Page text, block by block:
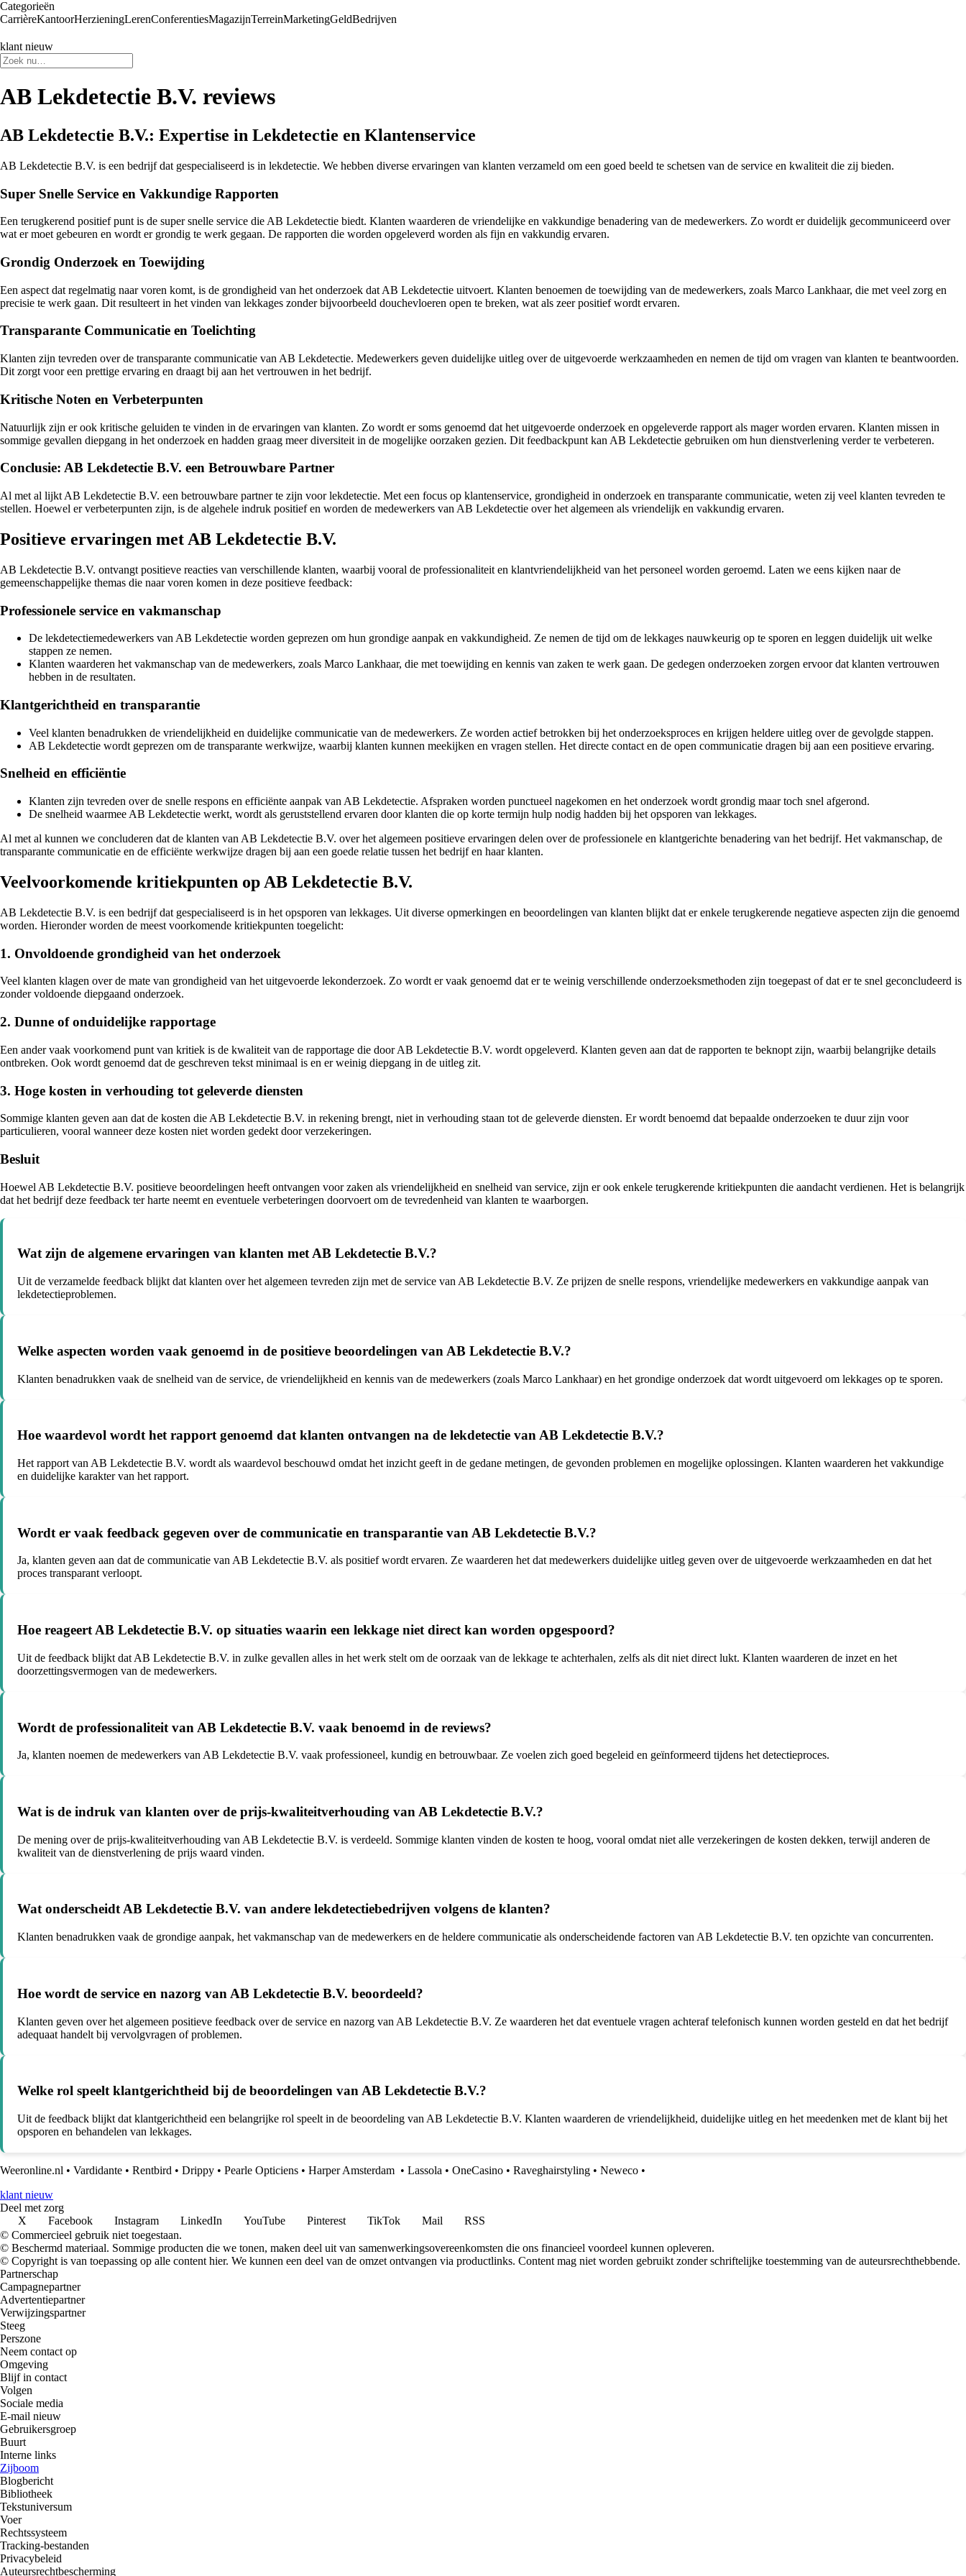
Categorieën
CarrièreKantoorHerzieningLerenConferentiesMagazijnTerreinMarketingGeldBedrijven
klant nieuw
AB Lekdetectie B.V. reviews
AB Lekdetectie B.V.: Expertise in Lekdetectie en Klantenservice
AB Lekdetectie B.V. is een bedrijf dat gespecialiseerd is in lekdetectie. We hebben diverse ervaringen van klanten verzameld om een goed beeld te schetsen van de service en kwaliteit die zij bieden.
Super Snelle Service en Vakkundige Rapporten
Een terugkerend positief punt is de super snelle service die AB Lekdetectie biedt. Klanten waarderen de vriendelijke en vakkundige benadering van de medewerkers. Zo wordt er duidelijk gecommuniceerd over
wat er moet gebeuren en wordt er grondig te werk gegaan. De rapporten die worden opgeleverd worden als fijn en vakkundig ervaren.
Grondig Onderzoek en Toewijding
Een aspect dat regelmatig naar voren komt, is de grondigheid van het onderzoek dat AB Lekdetectie uitvoert. Klanten benoemen de toewijding van de medewerkers, zoals Marco Lankhaar, die met veel zorg en
precisie te werk gaan. Dit resulteert in het vinden van lekkages zonder bijvoorbeeld douchevloeren open te breken, wat als zeer positief wordt ervaren.
Transparante Communicatie en Toelichting
Klanten zijn tevreden over de transparante communicatie van AB Lekdetectie. Medewerkers geven duidelijke uitleg over de uitgevoerde werkzaamheden en nemen de tijd om vragen van klanten te beantwoorden.
Dit zorgt voor een prettige ervaring en draagt bij aan het vertrouwen in het bedrijf.
Kritische Noten en Verbeterpunten
Natuurlijk zijn er ook kritische geluiden te vinden in de ervaringen van klanten. Zo wordt er soms genoemd dat het uitgevoerde onderzoek en opgeleverde rapport als mager worden ervaren. Klanten missen in
sommige gevallen diepgang in het onderzoek en hadden graag meer diversiteit in de mogelijke oorzaken gezien. Dit feedbackpunt kan AB Lekdetectie gebruiken om hun dienstverlening verder te verbeteren.
Conclusie: AB Lekdetectie B.V. een Betrouwbare Partner
Al met al lijkt AB Lekdetectie B.V. een betrouwbare partner te zijn voor lekdetectie. Met een focus op klantenservice, grondigheid in onderzoek en transparante communicatie, weten zij veel klanten tevreden te
stellen. Hoewel er verbeterpunten zijn, is de algehele indruk positief en worden de medewerkers van AB Lekdetectie over het algemeen als vriendelijk en vakkundig ervaren.
Positieve ervaringen met AB Lekdetectie B.V.
AB Lekdetectie B.V. ontvangt positieve reacties van verschillende klanten, waarbij vooral de professionaliteit en klantvriendelijkheid van het personeel worden geroemd. Laten we eens kijken naar de
gemeenschappelijke themas die naar voren komen in deze positieve feedback:
Professionele service en vakmanschap
De lekdetectiemedewerkers van AB Lekdetectie worden geprezen om hun grondige aanpak en vakkundigheid. Ze nemen de tijd om de lekkages nauwkeurig op te sporen en leggen duidelijk uit welke
stappen ze nemen.
Klanten waarderen het vakmanschap van de medewerkers, zoals Marco Lankhaar, die met toewijding en kennis van zaken te werk gaan. De gedegen onderzoeken zorgen ervoor dat klanten vertrouwen
hebben in de resultaten.
Klantgerichtheid en transparantie
Veel klanten benadrukken de vriendelijkheid en duidelijke communicatie van de medewerkers. Ze worden actief betrokken bij het onderzoeksproces en krijgen heldere uitleg over de gevolgde stappen.
AB Lekdetectie wordt geprezen om de transparante werkwijze, waarbij klanten kunnen meekijken en vragen stellen. Het directe contact en de open communicatie dragen bij aan een positieve ervaring.
Snelheid en efficiëntie
Klanten zijn tevreden over de snelle respons en efficiënte aanpak van AB Lekdetectie. Afspraken worden punctueel nagekomen en het onderzoek wordt grondig maar toch snel afgerond.
De snelheid waarmee AB Lekdetectie werkt, wordt als geruststellend ervaren door klanten die op korte termijn hulp nodig hadden bij het opsporen van lekkages.
Al met al kunnen we concluderen dat de klanten van AB Lekdetectie B.V. over het algemeen positieve ervaringen delen over de professionele en klantgerichte benadering van het bedrijf. Het vakmanschap, de
transparante communicatie en de efficiënte werkwijze dragen bij aan een goede relatie tussen het bedrijf en haar klanten.
Veelvoorkomende kritiekpunten op AB Lekdetectie B.V.
AB Lekdetectie B.V. is een bedrijf dat gespecialiseerd is in het opsporen van lekkages. Uit diverse opmerkingen en beoordelingen van klanten blijkt dat er enkele terugkerende negatieve aspecten zijn die genoemd
worden. Hieronder worden de meest voorkomende kritiekpunten toegelicht:
1. Onvoldoende grondigheid van het onderzoek
Veel klanten klagen over de mate van grondigheid van het uitgevoerde lekonderzoek. Zo wordt er vaak genoemd dat er te weinig verschillende onderzoeksmethoden zijn toegepast of dat er te snel geconcludeerd is
zonder voldoende diepgaand onderzoek.
2. Dunne of onduidelijke rapportage
Een ander vaak voorkomend punt van kritiek is de kwaliteit van de rapportage die door AB Lekdetectie B.V. wordt opgeleverd. Klanten geven aan dat de rapporten te beknopt zijn, waarbij belangrijke details
ontbreken. Ook wordt genoemd dat de geschreven tekst minimaal is en er weinig diepgang in de uitleg zit.
3. Hoge kosten in verhouding tot geleverde diensten
Sommige klanten geven aan dat de kosten die AB Lekdetectie B.V. in rekening brengt, niet in verhouding staan tot de geleverde diensten. Er wordt benoemd dat bepaalde onderzoeken te duur zijn voor
particulieren, vooral wanneer deze kosten niet worden gedekt door verzekeringen.
Besluit
Hoewel AB Lekdetectie B.V. positieve beoordelingen heeft ontvangen voor zaken als vriendelijkheid en snelheid van service, zijn er ook enkele terugkerende kritiekpunten die aandacht verdienen. Het is belangrijk
dat het bedrijf deze feedback ter harte neemt en eventuele verbeteringen doorvoert om de tevredenheid van klanten te waarborgen.
Wat zijn de algemene ervaringen van klanten met AB Lekdetectie B.V.?
Uit de verzamelde feedback blijkt dat klanten over het algemeen tevreden zijn met de service van AB Lekdetectie B.V. Ze prijzen de snelle respons, vriendelijke medewerkers en vakkundige aanpak van
lekdetectieproblemen.
Welke aspecten worden vaak genoemd in de positieve beoordelingen van AB Lekdetectie B.V.?
Klanten benadrukken vaak de snelheid van de service, de vriendelijkheid en kennis van de medewerkers (zoals Marco Lankhaar) en het grondige onderzoek dat wordt uitgevoerd om lekkages op te sporen.
Hoe waardevol wordt het rapport genoemd dat klanten ontvangen na de lekdetectie van AB Lekdetectie B.V.?
Het rapport van AB Lekdetectie B.V. wordt als waardevol beschouwd omdat het inzicht geeft in de gedane metingen, de gevonden problemen en mogelijke oplossingen. Klanten waarderen het vakkundige
en duidelijke karakter van het rapport.
Wordt er vaak feedback gegeven over de communicatie en transparantie van AB Lekdetectie B.V.?
Ja, klanten geven aan dat de communicatie van AB Lekdetectie B.V. als positief wordt ervaren. Ze waarderen het dat medewerkers duidelijke uitleg geven over de uitgevoerde werkzaamheden en dat het
proces transparant verloopt.
Hoe reageert AB Lekdetectie B.V. op situaties waarin een lekkage niet direct kan worden opgespoord?
Uit de feedback blijkt dat AB Lekdetectie B.V. in zulke gevallen alles in het werk stelt om de oorzaak van de lekkage te achterhalen, zelfs als dit niet direct lukt. Klanten waarderen de inzet en het
doorzettingsvermogen van de medewerkers.
Wordt de professionaliteit van AB Lekdetectie B.V. vaak benoemd in de reviews?
Ja, klanten noemen de medewerkers van AB Lekdetectie B.V. vaak professioneel, kundig en betrouwbaar. Ze voelen zich goed begeleid en geïnformeerd tijdens het detectieproces.
Wat is de indruk van klanten over de prijs-kwaliteitverhouding van AB Lekdetectie B.V.?
De mening over de prijs-kwaliteitverhouding van AB Lekdetectie B.V. is verdeeld. Sommige klanten vinden de kosten te hoog, vooral omdat niet alle verzekeringen de kosten dekken, terwijl anderen de
kwaliteit van de dienstverlening de prijs waard vinden.
Wat onderscheidt AB Lekdetectie B.V. van andere lekdetectiebedrijven volgens de klanten?
Klanten benadrukken vaak de grondige aanpak, het vakmanschap van de medewerkers en de heldere communicatie als onderscheidende factoren van AB Lekdetectie B.V. ten opzichte van concurrenten.
Hoe wordt de service en nazorg van AB Lekdetectie B.V. beoordeeld?
Klanten geven over het algemeen positieve feedback over de service en nazorg van AB Lekdetectie B.V. Ze waarderen het dat eventuele vragen achteraf telefonisch kunnen worden gesteld en dat het bedrijf
adequaat handelt bij vervolgvragen of problemen.
Welke rol speelt klantgerichtheid bij de beoordelingen van AB Lekdetectie B.V.?
Uit de feedback blijkt dat klantgerichtheid een belangrijke rol speelt in de beoordeling van AB Lekdetectie B.V. Klanten waarderen de vriendelijkheid, duidelijke uitleg en het meedenken met de klant bij het
opsporen en behandelen van lekkages.
Weeronline.nl • Vardidante • Rentbird • Drippy • Pearle Opticiens • Harper Amsterdam • Lassola • OneCasino • Raveghairstyling • Neweco •
klant nieuw
Deel met zorg
X
Facebook Instagram LinkedIn YouTube Pinterest TikTok Mail
RSS
© Commercieel gebruik niet toegestaan.
© Beschermd materiaal. Sommige producten die we tonen, maken deel uit van samenwerkingsovereenkomsten die ons financieel voordeel kunnen opleveren.
© Copyright is van toepassing op alle content hier. We kunnen een deel van de omzet ontvangen via productlinks. Content mag niet worden gebruikt zonder schriftelijke toestemming van de auteursrechthebbende.
Partnerschap
Campagnepartner
Advertentiepartner
Verwijzingspartner
Steeg
Perszone
Neem contact op
Omgeving
Blijf in contact
Volgen
Sociale media
E-mail nieuw
Gebruikersgroep
Buurt
Interne links
Zijboom
Blogbericht
Bibliotheek
Tekstuniversum
Voer
Rechtssysteem
Tracking-bestanden
Privacybeleid
Auteursrechtbescherming